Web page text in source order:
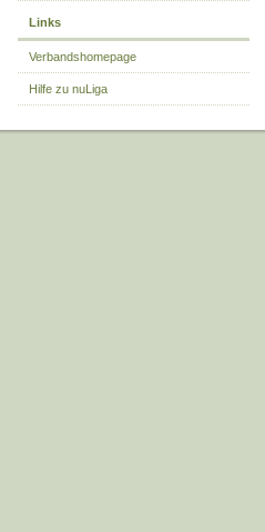
Links
Verbandshomepage
Hilfe zu nuLiga